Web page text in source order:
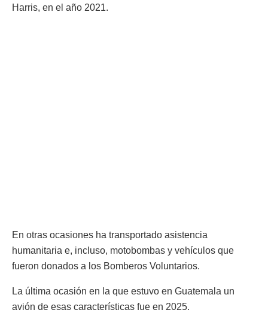
Harris, en el año 2021.
En otras ocasiones ha transportado asistencia
humanitaria e, incluso, motobombas y vehículos que
fueron donados a los Bomberos Voluntarios.
La última ocasión en la que estuvo en Guatemala un
avión de esas características fue en 2025.